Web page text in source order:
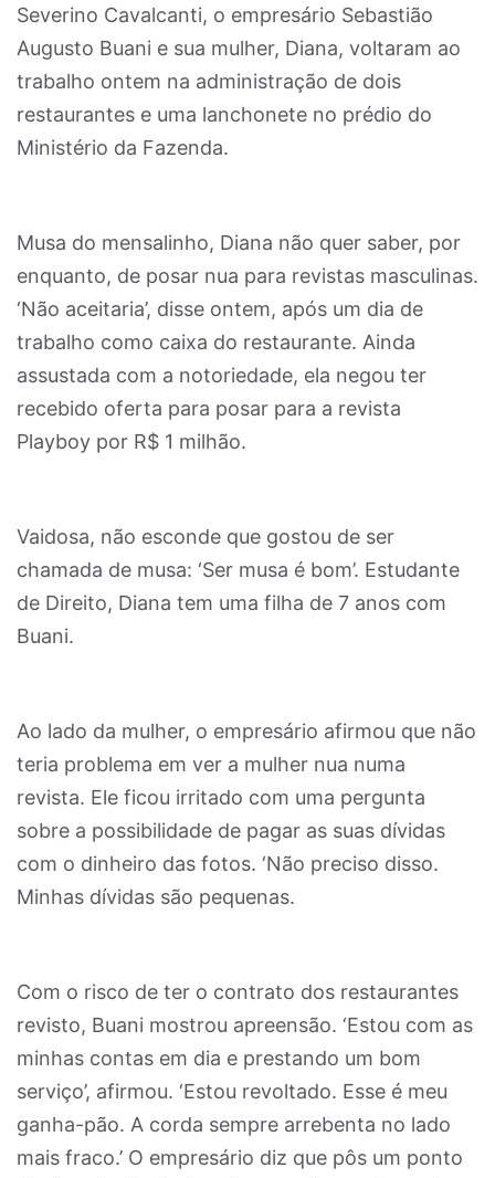
Severino Cavalcanti, o empresário Sebastião
Augusto Buani e sua mulher, Diana, voltaram ao
trabalho ontem na administração de dois
restaurantes e uma lanchonete no prédio do
Ministério da Fazenda.
Musa do mensalinho, Diana não quer saber, por
enquanto, de posar nua para revistas masculinas.
‘Não aceitaria’, disse ontem, após um dia de
trabalho como caixa do restaurante. Ainda
assustada com a notoriedade, ela negou ter
recebido oferta para posar para a revista
Playboy por R$ 1 milhão.
Vaidosa, não esconde que gostou de ser
chamada de musa: ‘Ser musa é bom’. Estudante
de Direito, Diana tem uma filha de 7 anos com
Buani.
Ao lado da mulher, o empresário afirmou que não
teria problema em ver a mulher nua numa
revista. Ele ficou irritado com uma pergunta
sobre a possibilidade de pagar as suas dívidas
com o dinheiro das fotos. ‘Não preciso disso.
Minhas dívidas são pequenas.
Com o risco de ter o contrato dos restaurantes
revisto, Buani mostrou apreensão. ‘Estou com as
minhas contas em dia e prestando um bom
serviço’, afirmou. ‘Estou revoltado. Esse é meu
ganha-pão. A corda sempre arrebenta no lado
mais fraco.’ O empresário diz que pôs um ponto